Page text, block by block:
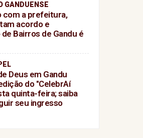
GANDUENSE
com a prefeitura,
acordo e
Bairros de Gandu é
Deus em Gandu
do "CelebrAí
quinta-feira; saiba
seu ingresso